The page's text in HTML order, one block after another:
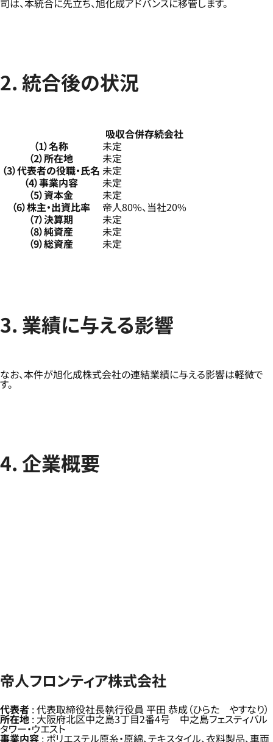
司は、本統合に先立ち、旭化成アドバンスに移管します。
2. 統合後の状況
吸収合併存続会社
（1）名称
未定
（2）所在地
未定
（3）代表者の役職・氏名 未定
（4）事業内容
未定
（5）資本金
未定
（6）株主・出資比率
帝人80%、当社20%
（7）決算期
未定
（8）純資産
未定
（9）総資産
未定
3. 業績に与える影響
なお、本件が旭化成株式会社の連結業績に与える影響は軽微で
す。
4. 企業概要
帝人フロンティア株式会社
代表者 : 代表取締役社長執行役員 平田 恭成（ひらた やすなり）
所在地 : 大阪府北区中之島3丁目2番4号 中之島フェスティバル
タワー・ウエスト
事業内容 : ポリエステル原糸・原綿、テキスタイル、衣料製品、車両